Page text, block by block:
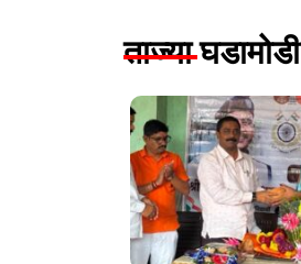
ताज्या घडामोडी